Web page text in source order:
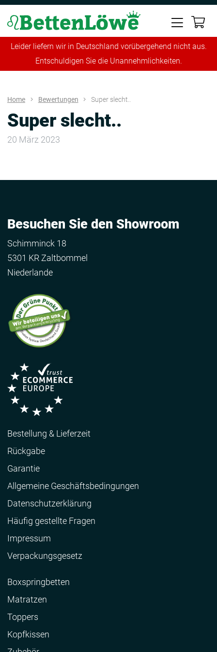
Leider liefern wir in Deutschland vorübergehend nicht aus.
Entschuldigen Sie die Unannehmlichkeiten.
Home Bewertungen Super slecht..
Super slecht..
20 März 2023
Besuchen Sie den Showroom
Schimminck 18
5301 KR Zaltbommel
Niederlande
Bestellung & Lieferzeit
Rückgabe
Garantie
Allgemeine Geschäftsbedingungen
Datenschutzerklärung
Häufig gestellte Fragen
Impressum
Verpackungsgesetz
Boxspringbetten
Matratzen
Toppers
Kopfkissen